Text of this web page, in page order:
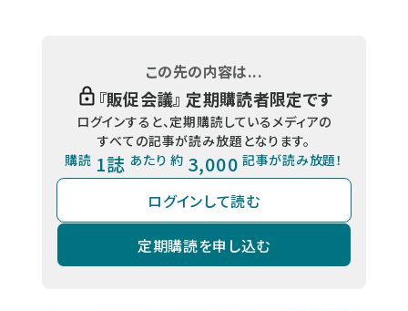
この先の内容は...
『販促会議』 定期購読者限定です
ログインすると、定期購読しているメディアの
すべての記事が読み放題となります。
購読 1誌 あたり 約 3,000 記事が読み放題！
ログインして読む
定期購読を申し込む